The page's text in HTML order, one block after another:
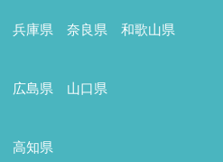
兵庫県 奈良県 和歌山県
広島県 山口県
高知県